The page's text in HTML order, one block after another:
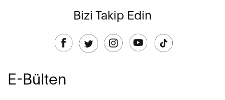
Bizi Takip Edin
E-Bülten